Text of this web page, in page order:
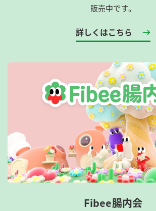
販売中です。
詳しくはこちら
Fibee腸内会